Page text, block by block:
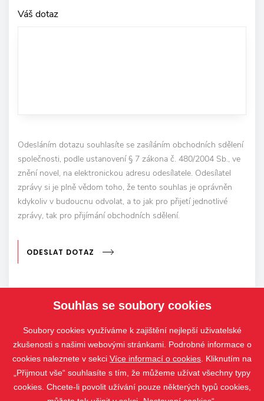
Váš dotaz
Odesláním dotazu souhlasíte se zasíláním obchodních sdělení
společnosti, podle ustanovení § 7 zákona č. 480/2004 Sb., ve
znění novel, na elektronickou adresu odesílatele. Odesílatel
zprávy si je plně vědom toho, že tento souhlas je oprávněn
kdykoliv v budoucnu odvolat, a to jak pro přijetí jednotlivé
zprávy, tak pro přijímání obchodních sdělení.
ODESLAT DOTAZ
Souhlas se soubory cookies
Soubory cookies využíváme k zajištění nejlepší uživatelské
zkušenosti s našimi webovými stránkami. Podrobné informace o
cookies naleznete v sekci Více informací o cookies . Kliknutím na
„Přijmout vše“ souhlasíte s tím, že můžeme užívat všechny typy
cookies. Chcete-li povolit užívání pouze některých typů cookies,